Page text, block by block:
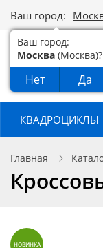
Ваш город:
Ваш город:
Москва (Москва)?
Нет Да
КВАДРОЦИКЛЫ
Главная
НОВИНКА